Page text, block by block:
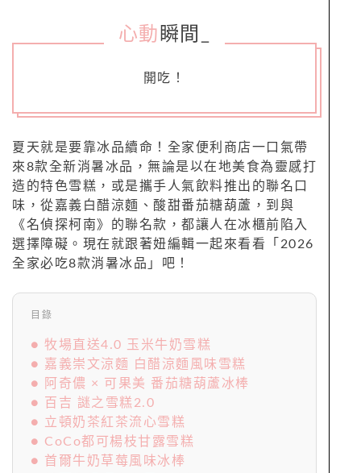
心動 瞬間
開吃！
夏天就是要靠冰品續命！全家便利商店一口氣帶
來8款全新消暑冰品，無論是以在地美食為靈感打
造的特色雪糕，或是攜手人氣飲料推出的聯名口
味，從嘉義白醋涼麵、酸甜番茄糖葫蘆，到與
《名偵探柯南》的聯名款，都讓人在冰櫃前陷入
選擇障礙。現在就跟著妞編輯一起來看看「2026
全家必吃8款消暑冰品」吧！
目錄
● 牧場直送4.0 玉米牛奶雪糕
● 嘉義崇文涼麵 白醋涼麵風味雪糕
● 阿奇儂 × 可果美 番茄糖葫蘆冰棒
● 百吉 謎之雪糕2.0
● 立頓奶茶紅茶流心雪糕
● CoCo都可楊枝甘露雪糕
● 首爾牛奶草莓風味冰棒